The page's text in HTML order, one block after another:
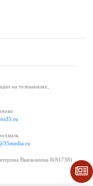
на телеканалах,
Вьюжанина 8(81738)